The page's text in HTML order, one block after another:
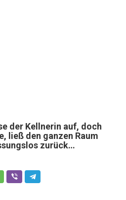
der Kellnerin auf, doch
ließ den ganzen Raum
zurück…